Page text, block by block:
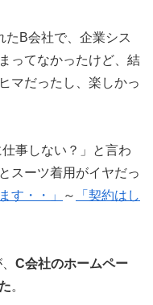
たB会社で、企業シス
ってなかったけど、結
マだったし、楽しかっ
事しない？」と言わ
スーツ着用がイヤだっ
す・・」 ～
「契約はし
C会社のホームペー
。